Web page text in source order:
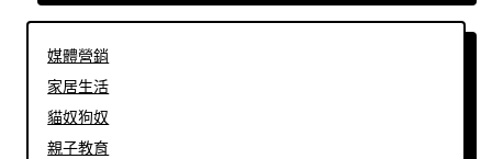
媒體營銷
家居生活
貓奴狗奴
親子教育